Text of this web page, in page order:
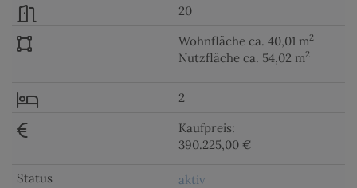
20
Wohnfläche ca. 40,01 m2
Nutzfläche ca. 54,02 m2
2
Kaufpreis:
390.225,00 €
aktiv